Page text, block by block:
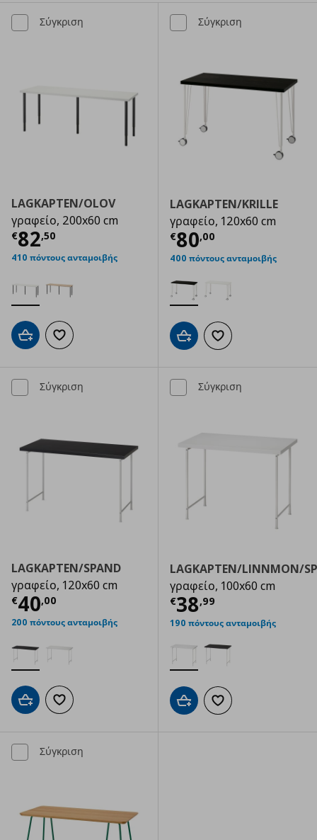
Σύγκριση
LAGKAPTEN/OLOV
γραφείο, 200x60 cm
€82,50
Τρέχουσα τιμή € 82,50
410 πόντους ανταμοιβής
Προσθήκη στο καλάθι
Προσθήκη στα αγαπημένα
Σύγκριση
LAGKAPTEN/KRILLE
γραφείο, 120x60 cm
€80,00
Τρέχουσα
400 πόντους ανταμοιβής
Προσθήκη στο καλάθι
Προσθήκη στα
Σύγκριση
LAGKAPTEN/SPAND
γραφείο, 120x60 cm
€40,00
Τρέχουσα τιμή € 40,00
200 πόντους ανταμοιβής
Προσθήκη στο καλάθι
Προσθήκη στα αγαπημένα
Σύγκριση
LAGKAPTEN/LINNMON/
γραφείο, 100x60 cm
€38,99
Τρέχουσα
190 πόντους ανταμοιβής
Προσθήκη στο καλάθι
Προσθήκη στα
Σύγκριση